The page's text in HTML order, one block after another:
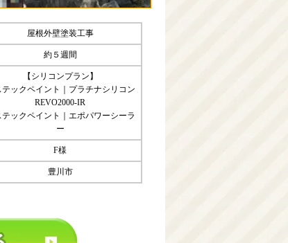
屋根外壁塗装工事
約５週間
【シリコンプラン】
テックペイント｜プラチナシリコン
REVO2000-IR
テックペイント｜エポパワーシーラ
ー
F様
豊川市